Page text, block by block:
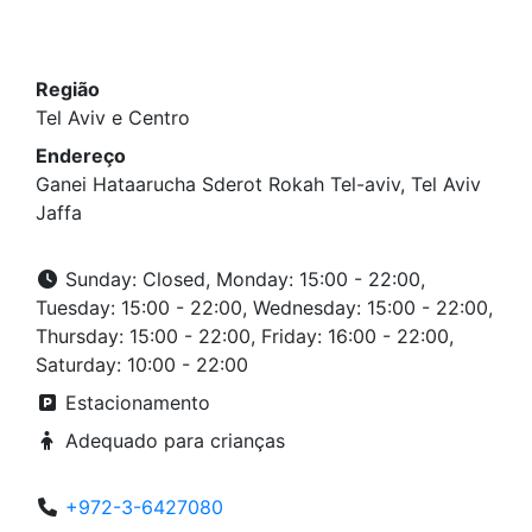
Região
Tel Aviv e Centro
Endereço
Ganei Hataarucha Sderot Rokah Tel-aviv, Tel Aviv
Jaffa
Sunday: Closed, Monday: 15:00 - 22:00,
Tuesday: 15:00 - 22:00, Wednesday: 15:00 - 22:00,
Thursday: 15:00 - 22:00, Friday: 16:00 - 22:00,
Saturday: 10:00 - 22:00
Estacionamento
Adequado para crianças
+972-3-6427080